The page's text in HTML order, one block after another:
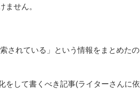
ません。
されている」という情報をまとめたの
をして書くべき記事(ライターさんに依